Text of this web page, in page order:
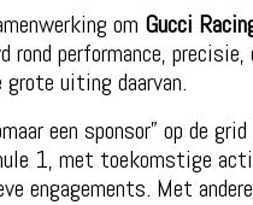
om Gucci
rond performance,
uiting daarvan.
een sponsor” op de
1, met toekomstige
engagements. Met